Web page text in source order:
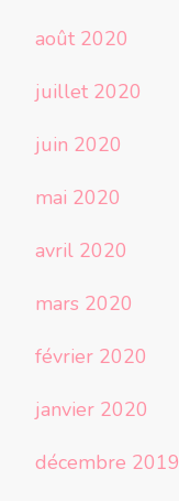
août 2020
juillet 2020
juin 2020
mai 2020
avril 2020
mars 2020
février 2020
janvier 2020
décembre 2019